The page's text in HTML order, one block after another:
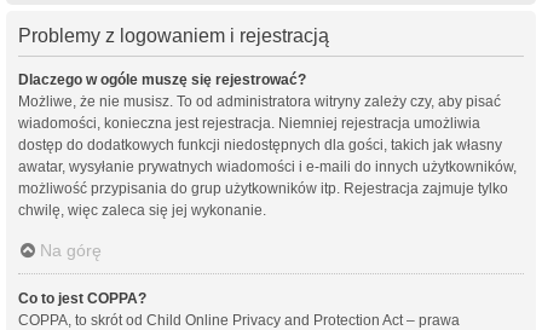
Problemy z logowaniem i rejestracją
Dlaczego w ogóle muszę się rejestrować?
Możliwe, że nie musisz. To od administratora witryny zależy czy, aby pisać
wiadomości, konieczna jest rejestracja. Niemniej rejestracja umożliwia
dostęp do dodatkowych funkcji niedostępnych dla gości, takich jak własny
awatar, wysyłanie prywatnych wiadomości i e-maili do innych użytkowników,
możliwość przypisania do grup użytkowników itp. Rejestracja zajmuje tylko
chwilę, więc zaleca się jej wykonanie.
Na górę
Co to jest COPPA?
COPPA, to skrót od Child Online Privacy and Protection Act – prawa